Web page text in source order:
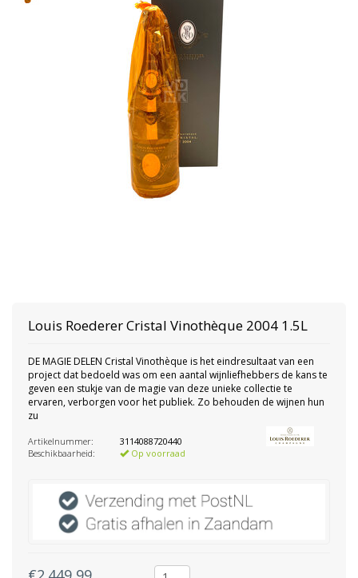
Louis RoedererCristal Vinothèque 2004 1.5L
DE MAGIE DELEN Cristal Vinothèque is het eindresultaat van een
project dat bedoeld was om een ​​aantal wijnliefhebbers de kans te
geven een stukje van de magie van deze unieke collectie te
ervaren, verborgen voor het publiek. Zo behouden de wijnen hun
zu
Artikelnummer:
3114088720440
Beschikbaarheid:
Op voorraad